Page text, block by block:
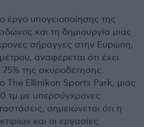
έργο υπογειοποίησης της
και τη δημιουργία μιας
σήραγγες στην Ευρώπη,
αναφέρεται ότι έχει
της σκυροδέτησης.
The Ellinikon Sports Park, μιας
τμ με υπερσύγχρονες
σημειώνεται ότι η
και οι εργασίες